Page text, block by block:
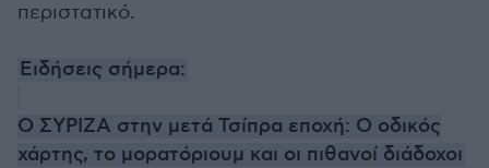
περιστατικό.
Ειδήσεις σήμερα:
O ΣΥΡΙΖΑ στην μετά Τσίπρα εποχή: Ο οδικός
χάρτης, το μορατόριουμ και οι πιθανοί διάδοχοι